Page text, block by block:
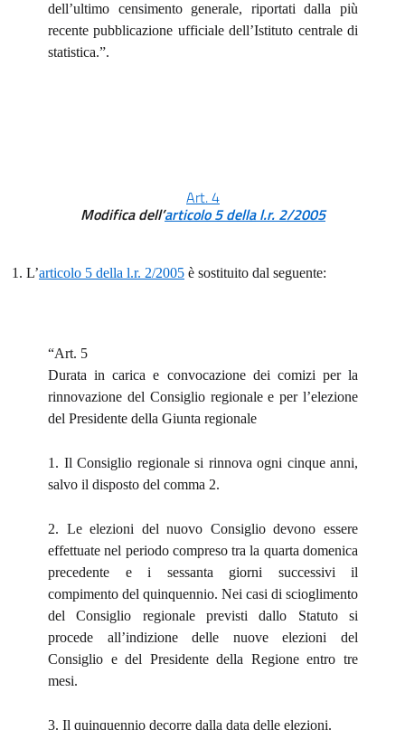
dell’ultimo censimento generale, riportati dalla più
recente pubblicazione ufficiale dell’Istituto centrale di
statistica.”.
Art. 4
Modifica dell’articolo 5 della l.r. 2/2005
1. L’articolo 5 della l.r. 2/2005 è sostituito dal seguente:
“Art. 5
Durata in carica e convocazione dei comizi per la
rinnovazione del Consiglio regionale e per l’elezione
del Presidente della Giunta regionale
1. Il Consiglio regionale si rinnova ogni cinque anni,
salvo il disposto del comma 2.
2. Le elezioni del nuovo Consiglio devono essere
effettuate nel periodo compreso tra la quarta domenica
precedente e i sessanta giorni successivi il
compimento del quinquennio. Nei casi di scioglimento
del Consiglio regionale previsti dallo Statuto si
procede all’indizione delle nuove elezioni del
Consiglio e del Presidente della Regione entro tre
mesi.
3. Il quinquennio decorre dalla data delle elezioni.